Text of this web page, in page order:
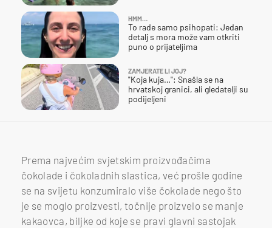
HMM…
To rade samo psihopati: Jedan
detalj s mora može vam otkriti
puno o prijateljima
ZAMJERATE LI JOJ?
"Koja kuja…": Snašla se na
hrvatskoj granici, ali gledatelji su
podijeljeni
Prema najvećim svjetskim proizvođačima
čokolade i čokoladnih slastica, već prošle godine
se na svijetu konzumiralo više čokolade nego što
je se moglo proizvesti, točnije proizvelo se manje
kakaovca, biljke od koje se pravi glavni sastojak